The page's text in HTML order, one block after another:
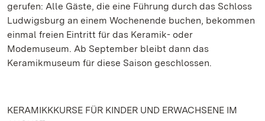
gerufen: Alle Gäste, die eine Führung durch das Schloss
Ludwigsburg an einem Wochenende buchen, bekommen
einmal freien Eintritt für das Keramik- oder
Modemuseum. Ab September bleibt dann das
Keramikmuseum für diese Saison geschlossen.
KERAMIKKKURSE FÜR KINDER UND ERWACHSENE IM